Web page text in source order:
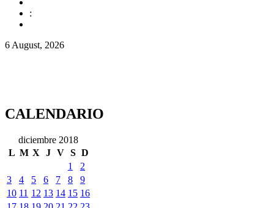
:
6 August, 2026
CALENDARIO
diciembre 2018
L M X J V S D
1
2
3
4 5 6 7 8
9
10 11 12 13 14 15 16